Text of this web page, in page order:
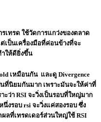
รเทรด ใช้วัดการแกว่งของตลาด
ป็นเครื่องมือที่ค่อนข้างที่จะ
ำให้ดียิ่งขึ้น
เหมือนกัน และดู Divergence
นที่นิยมกันมาก เพราะมันจะให้ค่าที่
ว่า RSI จะวิ่งเป็นรอบที่ใหญ่มาก
นึ่งรอบ rsi จะวิ่งแค่สองรอบ ซึ่ง
ลที่เทรดเดอร์ส่วนใหญ่ใช้ RSI